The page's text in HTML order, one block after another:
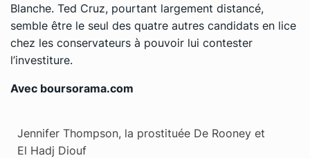
Blanche. Ted Cruz, pourtant largement distancé,
semble être le seul des quatre autres candidats en lice
chez les conservateurs à pouvoir lui contester
l’investiture.
Avec boursorama.com
Jennifer Thompson, la prostituée De Rooney et
El Hadj Diouf